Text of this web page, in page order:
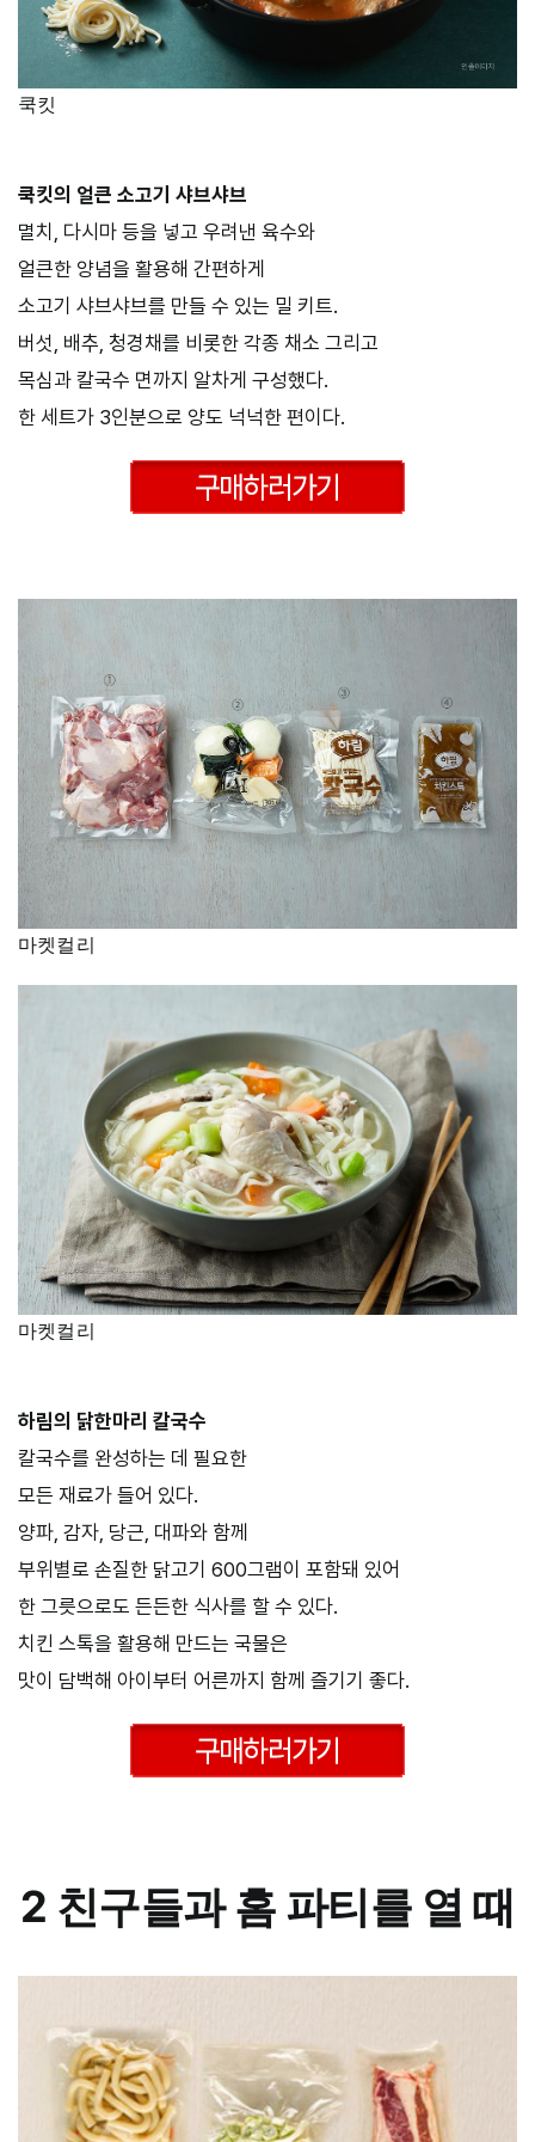
쿡킷
쿡킷의 얼큰 소고기 샤브샤브
멸치, 다시마 등을 넣고 우려낸 육수와
얼큰한 양념을 활용해 간편하게
소고기 샤브샤브를 만들 수 있는 밀 키트.
버섯, 배추, 청경채를 비롯한 각종 채소 그리고
목심과 칼국수 면까지 알차게 구성했다.
한 세트가 3인분으로 양도 넉넉한 편이다.
마켓컬리
마켓컬리
하림의 닭한마리 칼국수
칼국수를 완성하는 데 필요한
모든 재료가 들어 있다.
양파, 감자, 당근, 대파와 함께
부위별로 손질한 닭고기 600그램이 포함돼 있어
한 그릇으로도 든든한 식사를 할 수 있다.
치킨 스톡을 활용해 만드는 국물은
맛이 담백해 아이부터 어른까지 함께 즐기기 좋다.
2 친구들과 홈 파티를 열 때